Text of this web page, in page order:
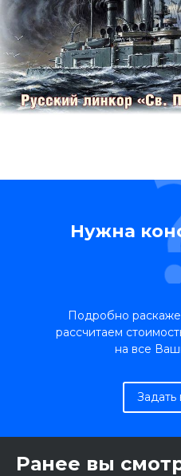
Нужна
Подробно
рассчитаем
на все
Задать
Ранее вы